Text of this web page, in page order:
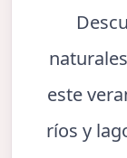
este
ríos y